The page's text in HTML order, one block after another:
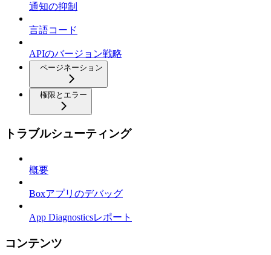
通知の抑制
言語コード
APIのバージョン戦略
ページネーション
権限とエラー
トラブルシューティング
概要
Boxアプリのデバッグ
App Diagnosticsレポート
コンテンツ